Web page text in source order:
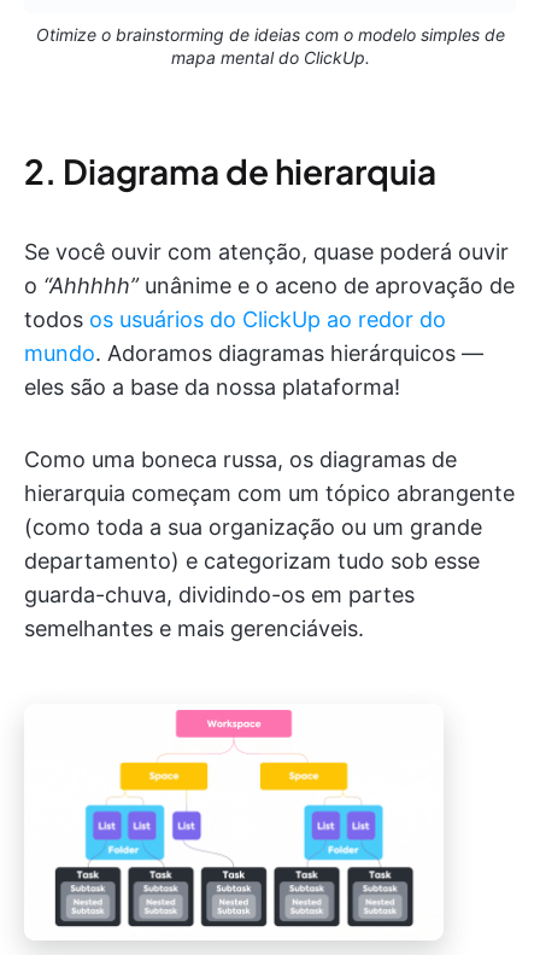
Otimize o brainstorming de ideias com o modelo simples de
mapa mental do ClickUp.
2. Diagrama de hierarquia
Se você ouvir com atenção, quase poderá ouvir
o “Ahhhhh”unânime e o aceno de aprovação de
todos os usuários do ClickUp ao redor do
mundo. Adoramos diagramas hierárquicos —
eles são a base da nossa plataforma!
Como uma boneca russa, os diagramas de
hierarquia começam com um tópico abrangente
(como toda a sua organização ou um grande
departamento) e categorizam tudo sob esse
guarda-chuva, dividindo-os em partes
semelhantes e mais gerenciáveis.